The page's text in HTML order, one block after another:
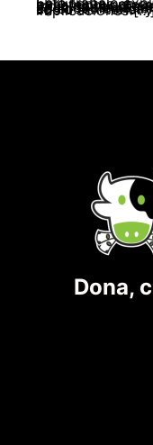
Este trabajo explora cuatro aspectos pertinentes en cuanto a la sostenibilidad y el abastecimiento alimentario de Bogotá 1. Los indicadores de sostenibilidad territorial. 2. Las relaciones urbanas rurales mediadas por el agua, la tierra, la energía y el trabajo humano. 3. La economía campesina desde un enfoque socio territorial y urbano rural. 4. Las
Dona,